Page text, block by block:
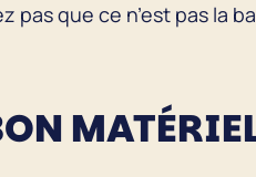
pas que ce n’est pas la